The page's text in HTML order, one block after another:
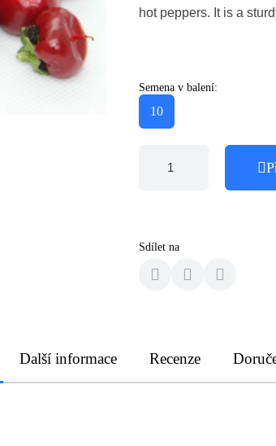
hot peppers. It is a
Semena v balení:
10
Sdílet na
Další informace Recenze